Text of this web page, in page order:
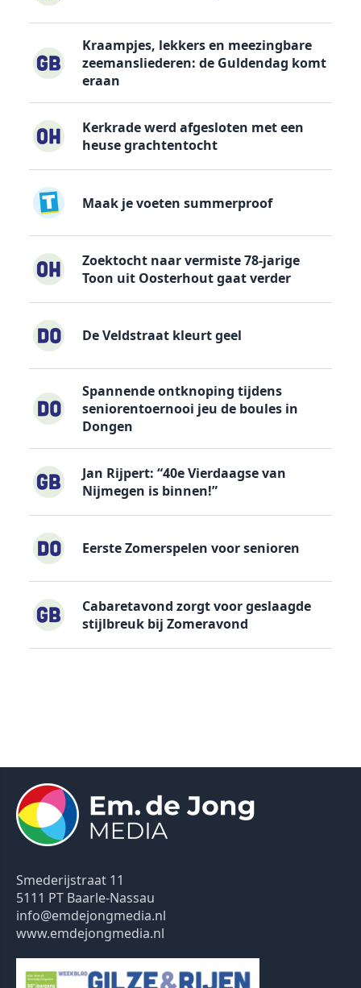
Kraampjes, lekkers en meezingbare
zeemansliederen: de Guldendag komt
eraan
Kerkrade werd afgesloten met een
heuse grachtentocht
Maak je voeten summerproof
Zoektocht naar vermiste 78-jarige
Toon uit Oosterhout gaat verder
De Veldstraat kleurt geel
Spannende ontknoping tijdens
seniorentoernooi jeu de boules in
Dongen
Jan Rijpert: “40e Vierdaagse van
Nijmegen is binnen!”
Eerste Zomerspelen voor senioren
Cabaretavond zorgt voor geslaagde
stijlbreuk bij Zomeravond
Smederijstraat 11
5111 PT Baarle-Nassau
info@emdejongmedia.nl
www.emdejongmedia.nl